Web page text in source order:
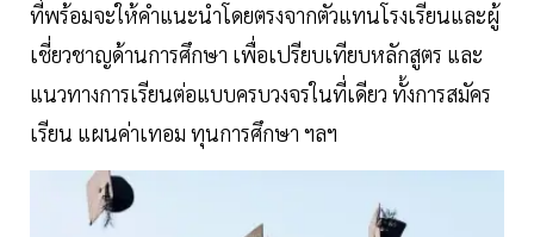
ที่พร้อมจะให้คำแนะนำโดยตรงจากตัวแทนโรงเรียนและผู้
เชี่ยวชาญด้านการศึกษา เพื่อเปรียบเทียบหลักสูตร และ
แนวทางการเรียนต่อแบบครบวงจรในที่เดียว ทั้งการสมัคร
เรียน แผนค่าเทอม ทุนการศึกษา ฯลฯ